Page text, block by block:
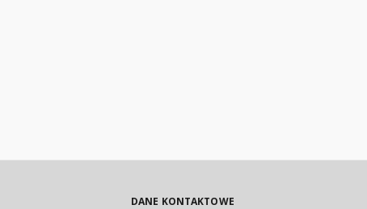
DANE KONTAKTOWE